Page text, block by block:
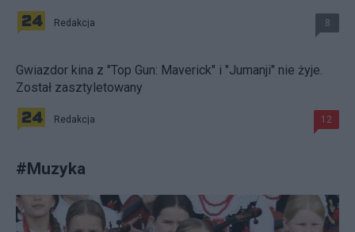
Redakcja 8
Gwiazdor kina z "Top Gun: Maverick" i "Jumanji" nie żyje.
Został zasztyletowany
Redakcja 12
#Muzyka